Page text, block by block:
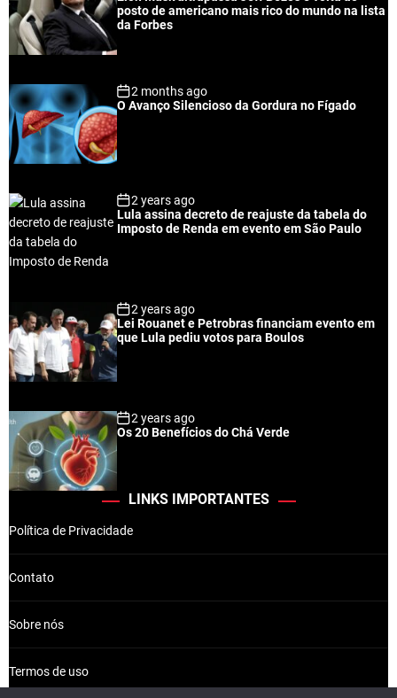
a
r
n
t
e
e
posto de americano mais rico do mundo na lista
da Forbes
2 months ago
O Avanço Silencioso da Gordura no Fígado
2 years ago
Lula assina decreto de reajuste da tabela do
Imposto de Renda em evento em São Paulo
2 years ago
Lei Rouanet e Petrobras financiam evento em
que Lula pediu votos para Boulos
2 years ago
Os 20 Benefícios do Chá Verde
LINKS IMPORTANTES
Política de Privacidade
Contato
Sobre nós
Termos de uso